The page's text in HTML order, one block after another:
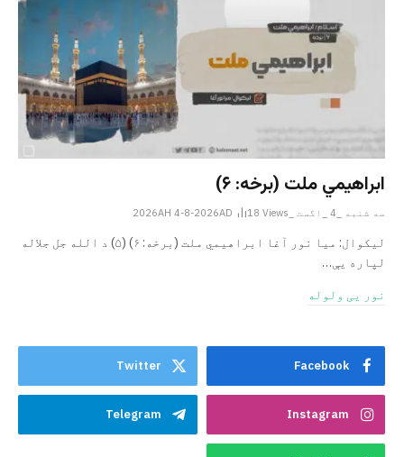
ابراهيمي ملت (برخه: ۶)
سه شنبه _4 _اگست _2026AH 4-8-2026AD 18 Views
ليکوال: میا نور آغا ابراهيمي ملت (برخه: ۶) (۵) د الله جل جلاله
لپاره یې…
نور یی ولوله
Facebook
Twitter
Instagram
Telegram